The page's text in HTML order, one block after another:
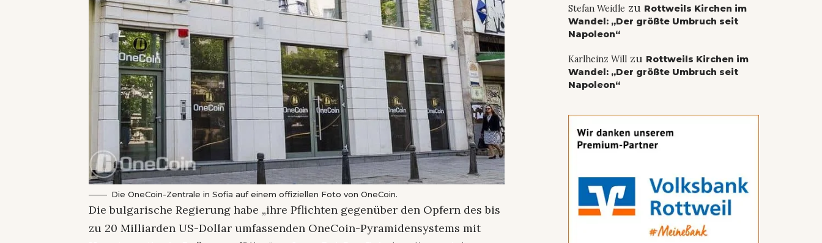
Die OneCoin-Zentrale in Sofia auf einem offiziellen Foto von OneCoin.
Die bulgarische Regierung habe „ihre Pflichten gegenüber den Opfern des bis
zu 20 Milliarden US-Dollar umfassenden OneCoin-Pyramidensystems mit
Stefan Weidle zu Rottweils Kirchen im
Wandel: „Der größte Umbruch seit
Napoleon“
Karlheinz Willzu Rottweils Kirchen im
Wandel: „Der größte Umbruch seit
Napoleon“